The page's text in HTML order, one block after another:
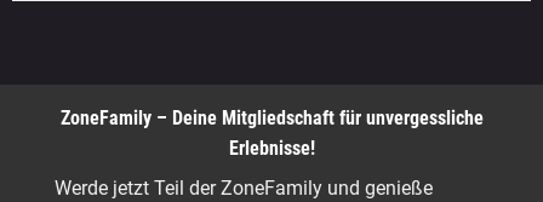
ZoneFamily – Deine Mitgliedschaft für unvergessliche
Erlebnisse!
Werde jetzt Teil der ZoneFamily und genieße